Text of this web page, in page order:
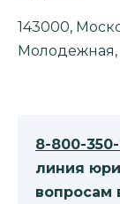
143000,
Молодежная,
8-800-
линия
вопросам